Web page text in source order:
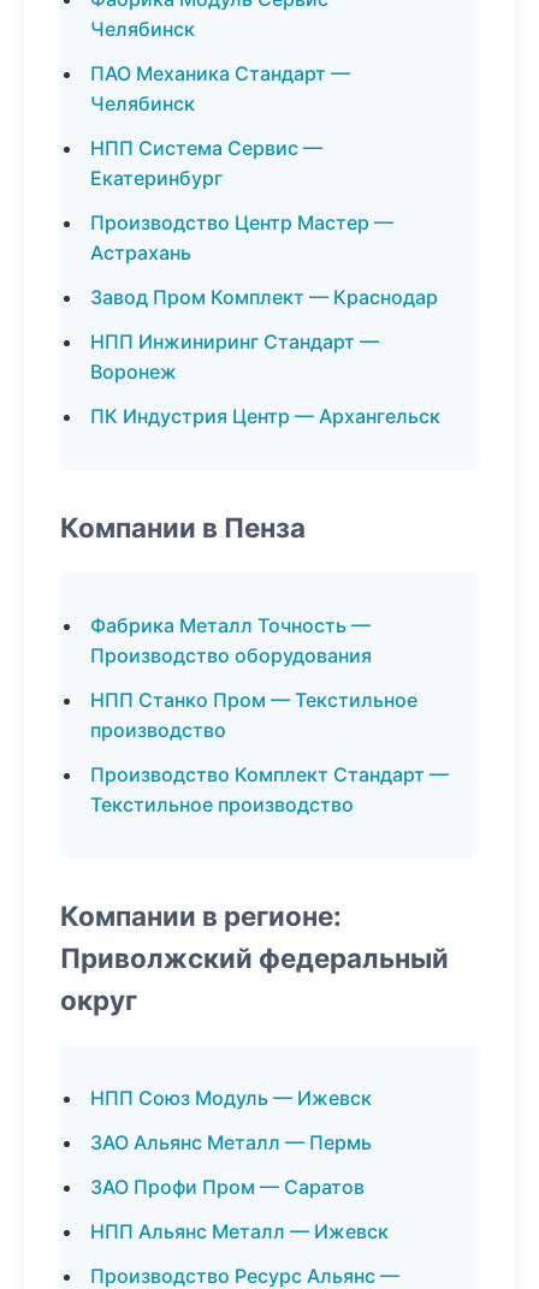
Челябинск
ПАО Механика Стандарт —
Челябинск
НПП Система Сервис —
Екатеринбург
Производство Центр Мастер —
Астрахань
Завод Пром Комплект — Краснодар
НПП Инжиниринг Стандарт —
Воронеж
ПК Индустрия Центр — Архангельск
Компании в Пенза
Фабрика Металл Точность —
Производство оборудования
НПП Станко Пром — Текстильное
производство
Производство Комплект Стандарт —
Текстильное производство
Компании в регионе:
Приволжский федеральный
округ
НПП Союз Модуль — Ижевск
ЗАО Альянс Металл — Пермь
ЗАО Профи Пром — Саратов
НПП Альянс Металл — Ижевск
Производство Ресурс Альянс —